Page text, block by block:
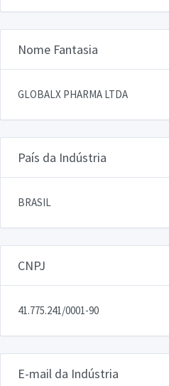
Nome Fantasia
GLOBALX PHARMA LTDA
País da Indústria
BRASIL
CNPJ
41.775.241/0001-90
E-mail da Indústria